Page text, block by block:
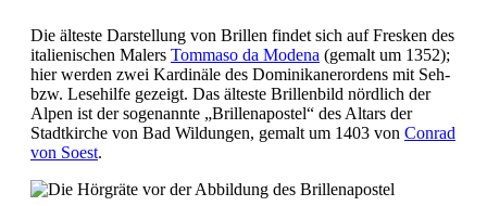
Die älteste Darstellung von Brillen findet sich auf Fresken des
italienischen Malers Tommaso da Modena (gemalt um 1352);
hier werden zwei Kardinäle des Dominikanerordens mit Seh-
bzw. Lesehilfe gezeigt. Das älteste Brillenbild nördlich der
Alpen ist der sogenannte „Brillenapostel“ des Altars der
Stadtkirche von Bad Wildungen, gemalt um 1403 von Conrad
von Soest.